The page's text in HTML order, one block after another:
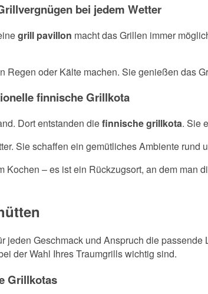
bei jedem Wetter
grill pavillon macht das Grillen immer
Regen oder Kälte machen. Sie genießen das
finnische Grillkota
Dort entstanden diefinnische grillkota. Sie
Sie schaffen ein gemütliches Ambiente
Kochen – es ist ein Rückzugsort, an dem
jeden Geschmack und Anspruch die
der Wahl Ihres Traumgrills wichtig sind.
Grillkotas